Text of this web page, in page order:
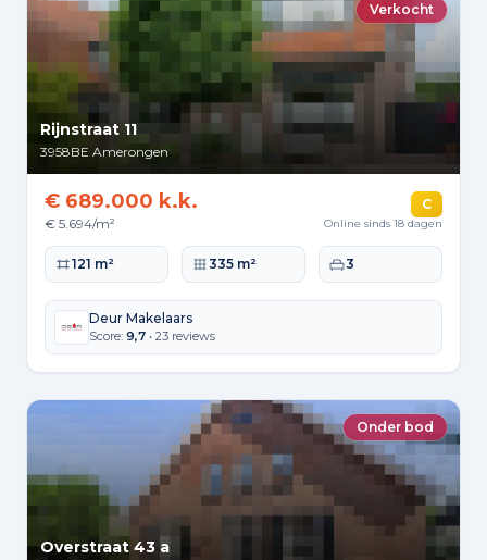
Verkocht
Rijnstraat 11
3958BE Amerongen
€ 689.000 k.k.
€ 5.694/m²
C
Online sinds 18 dagen
Woonoppervlakte
121 m² Perceeloppervlakte
335 m² Slaapkamers
3
Deur Makelaars
Score: 9,7 • 23 reviews
Onder bod
Overstraat 43 a